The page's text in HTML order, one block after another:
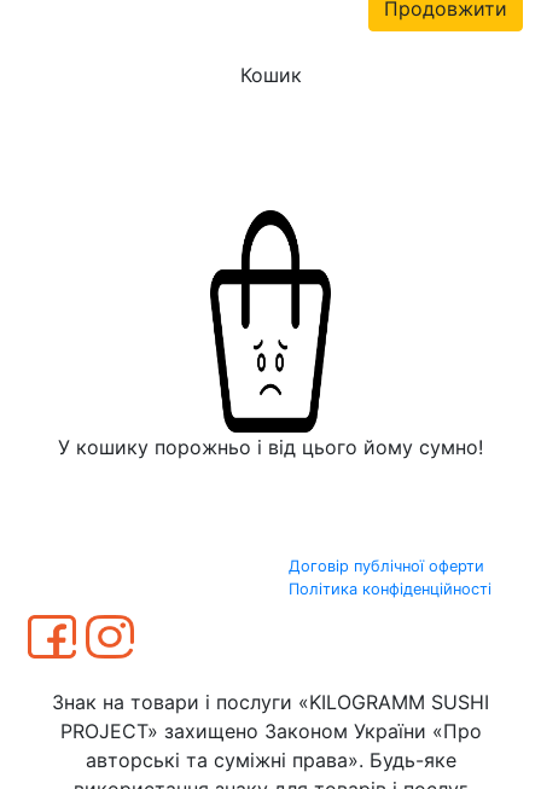
Продовжити
Кошик
У кошику порожньо і від цього йому сумно!
Договір публічної оферти
Політика конфіденційності
Знак на товари і послуги «KILOGRAMM SUSHI
PROJECT» захищено Законом України «Про
авторські та суміжні права». Будь-яке